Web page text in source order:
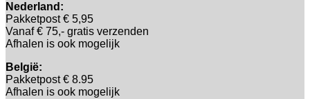
Nederland:
Pakketpost € 5,95
Vanaf € 75,- gratis verzenden
Afhalen is ook mogelijk
België:
Pakketpost € 8.95
Afhalen is ook mogelijk